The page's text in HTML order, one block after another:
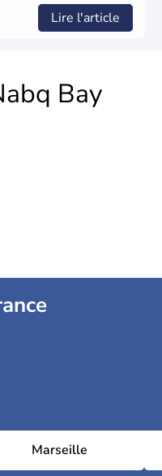
Lire l'article
Bay
Marseille